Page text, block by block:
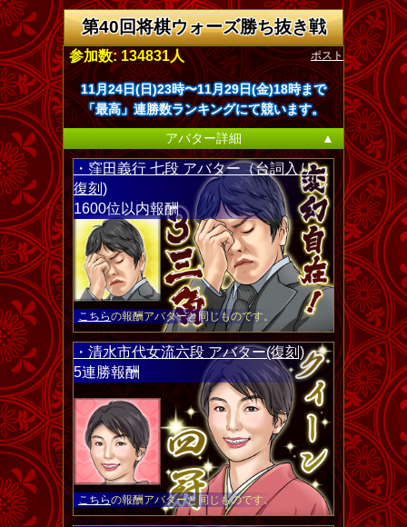
第40回将棋ウォーズ勝ち抜き戦
ポスト
参加数: 134831人
11月24日(日)23時〜11月29日(金)18時まで
「最高」連勝数ランキングにて競います。
アバター詳細
▲
・窪田義行 七段 アバター（台詞入り・
復刻)
1600位以内報酬
こちらの報酬アバターと同じものです。
・清水市代女流六段 アバター(復刻)
5連勝報酬
こちらの報酬アバターと同じものです。